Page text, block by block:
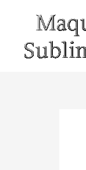
contenido